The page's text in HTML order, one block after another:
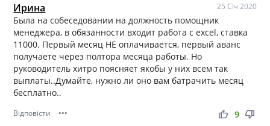
Ирина 25 Січ 2020
Была на собеседовании на должность помощник
менеджера, в обязанности входит работа с excel, ставка
11000. Первый месяц НЕ оплачивается, первый аванс
получаете через полтора месяца работы. Но
руководитель хитро поясняет якобы у них всем так
выплаты..Думайте, нужно ли оно вам батрачить месяц
бесплатно..
Відповісти ••• thumb_up thumb_down
9